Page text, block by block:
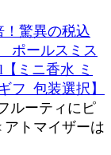
！驚異の税込
ポールスミス
ミニ香水 ミ
フ_包装選択】
ルーティにピ
アトマイザーは